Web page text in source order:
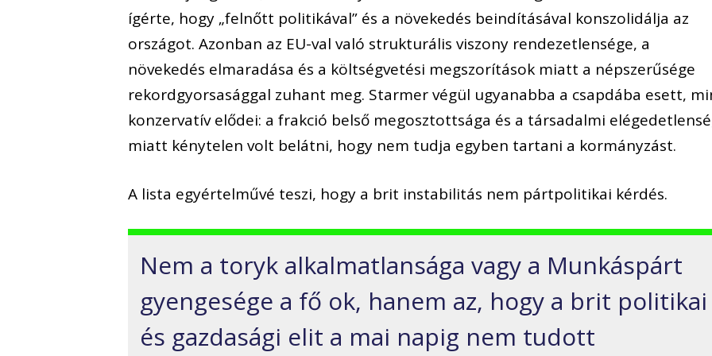
ígérte, hogy „felnőtt politikával” és a növekedés beindításával konszolidálja az
országot. Azonban az EU-val való strukturális viszony rendezetlensége, a
növekedés elmaradása és a költségvetési megszorítások miatt a népszerűsége
rekordgyorsasággal zuhant meg. Starmer végül ugyanabba a csapdába esett,
konzervatív elődei: a frakció belső megosztottsága és a társadalmi
miatt kénytelen volt belátni, hogy nem tudja egyben tartani a kormányzást.
A lista egyértelművé teszi, hogy a brit instabilitás nem pártpolitikai kérdés.
Nem a toryk alkalmatlansága vagy a Munkáspárt
gyengesége a fő ok, hanem az, hogy a brit politikai
és gazdasági elit a mai napig nem tudott